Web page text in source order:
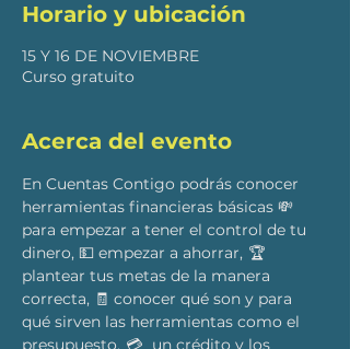
Horario y ubicación
15 Y 16 DE NOVIEMBRE
Curso gratuito
Acerca del evento
En Cuentas Contigo podrás conocer
herramientas financieras básicas 💸
para empezar a tener el control de tu
dinero, 💵 empezar a ahorrar,  🏆
plantear tus metas de la manera
correcta, 🧾 conocer qué son y para
qué sirven las herramientas como el
presupuesto,  💳   un crédito y los